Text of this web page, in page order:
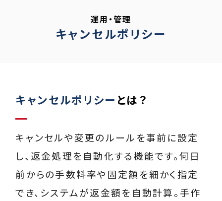
運用・管理
キャンセルポリシー
キャンセルポリシー とは？
キャンセルや変更のルールを事前に設定
し、返金処理を自動化する機能です。何日
前からの手数料率や固定額を細かく指定
でき、システムが返金額を自動計算。手作